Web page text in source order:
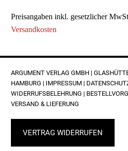
Preisangaben inkl. gesetzlicher
Versandkosten
FOOTER
ARGUMENT VERLAG GMBH |
AMBURG | IMPRESSUM |
WIDERRUFSBELEHRUNG |
VERSAND & LIEFERUNG
VERTRAG WIDERRUFEN